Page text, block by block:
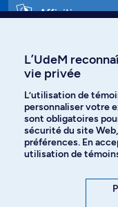
Affiniti
Langues
Facebook
TikTok
L’UdeM
vie privée
L’utilisation de
personnaliser votre
sont obligatoires
sécurité du site
préférences. En
utilisation de